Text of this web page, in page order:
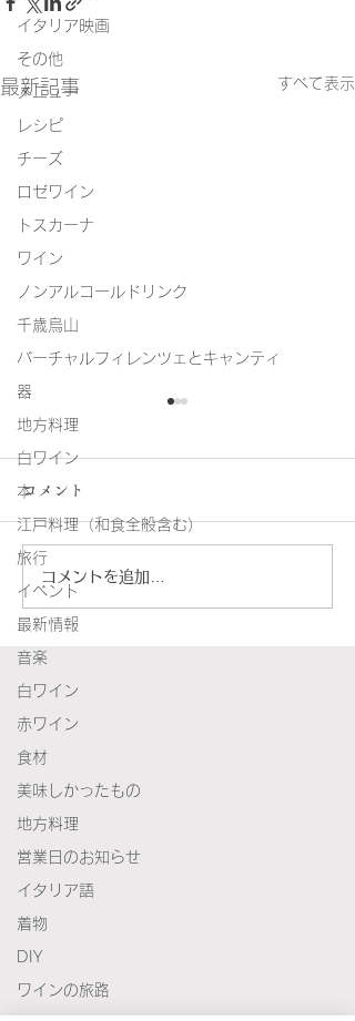
イタリア映画
その他
メニュー
レシピ
チーズ
ロゼワイン
トスカーナ
ワイン
ノンアルコールドリンク
千歳烏山
バーチャルフィレンツェとキャンティ
器
地方料理
白ワイン
本
江戸料理（和食全般含む）
旅行
イベント
最新情報
音楽
白ワイン
赤ワイン
食材
美味しかったもの
地方料理
営業日のお知らせ
イタリア語
着物
DIY
ワインの旅路
最新記事 すべて表示
プローチダ島風レモンと
松の実のスパゲッティ
コメント
コメントを追加…